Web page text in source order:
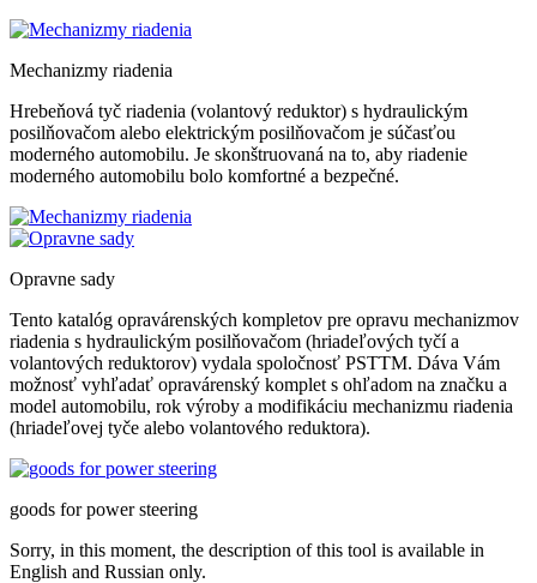
Mechanizmy riadenia
Hrebeňová tyč riadenia (volantový reduktor) s hydraulickým
posilňovačom alebo elektrickým posilňovačom je súčasťou
moderného automobilu. Je skonštruovaná na to, aby riadenie
moderného automobilu bolo komfortné a bezpečné.
Opravne sady
Tento katalóg opravárenských kompletov pre opravu mechanizmov
riadenia s hydraulickým posilňovačom (hriadeľových tyčí a
volantových reduktorov) vydala spoločnosť PSTTM. Dáva Vám
možnosť vyhľadať opravárenský komplet s ohľadom na značku a
model automobilu, rok výroby a modifikáciu mechanizmu riadenia
(hriadeľovej tyče alebo volantového reduktora).
goods for power steering
Sorry, in this moment, the description of this tool is available in
English and Russian only.